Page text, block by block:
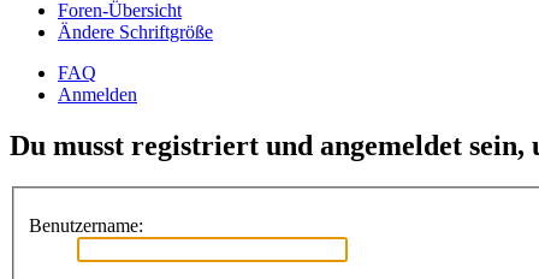
Foren-Übersicht
Ändere Schriftgröße
FAQ
Anmelden
Du musst registriert und angemeldet
Benutzername: